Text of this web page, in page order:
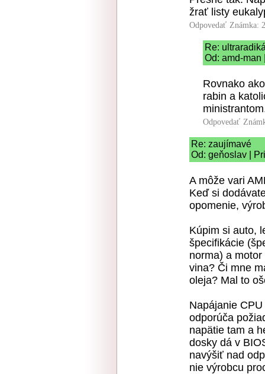
žrať listy
Odpovedať Známka:
Re:
Od: amd-man
Rovnako
rabin a
Odpovedať
Re: zaujímavé
Od: geňoslav |
A môže vari
Keď si
opomenie,
Kúpim si auto,
špecifikácie
norma) a
vina? Či mne
oleja? Mal to
Napájanie
odporúča
napätie tam a
dosky dá v
navýšiť nad
nie výrobcu